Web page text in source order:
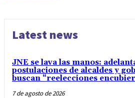
Latest news
JNE se lava las manos:
postulaciones de alcaldes y
buscan “reelecciones
7 de agosto de 2026